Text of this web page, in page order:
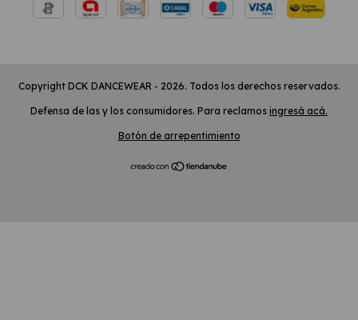
Copyright DCK DANCEWEAR - 2026. Todos los derechos reservados.
Defensa de las y los consumidores. Para reclamos ingresá acá.
Botón de arrepentimiento